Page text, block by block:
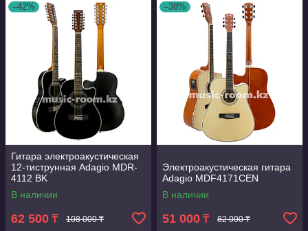
–42%
Гитара электроакустическая
12-тиструнная Adagio MDR-
4112 BK
В наличии
62 500 ₸ 108 000 ₸
–38%
Электроакустическая гитара
Adagio MDF4171CEN
В наличии
51 000 ₸ 82 000 ₸